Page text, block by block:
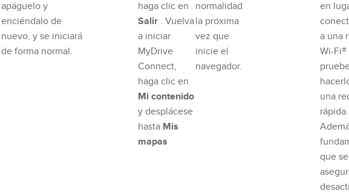
apáguelo y
enciéndalo de
nuevo, y se iniciará
de forma normal.
haga clic en
Salir . Vuelva
a iniciar
MyDrive
Connect,
haga clic en
Mi contenido
y desplácese
hasta Mis
mapas
normalidad
la próxima
vez que
inicie el
navegador.
en
a una
Wi-
una
rápida.
que se